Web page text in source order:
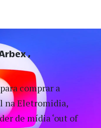
comprar a
na Eletromidia,
de mídia ‘out of